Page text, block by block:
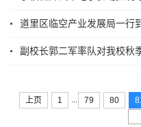
道里区临空产业发展局一行
上页 1 ... 79 80